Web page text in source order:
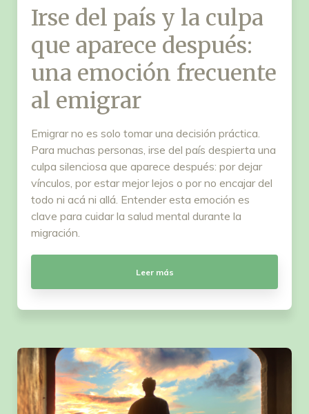
Irse del país y la culpa
que aparece después:
una emoción frecuente
al emigrar
Emigrar no es solo tomar una decisión práctica.
Para muchas personas, irse del país despierta una
culpa silenciosa que aparece después: por dejar
vínculos, por estar mejor lejos o por no encajar del
todo ni acá ni allá. Entender esta emoción es
clave para cuidar la salud mental durante la
migración.
Leer más